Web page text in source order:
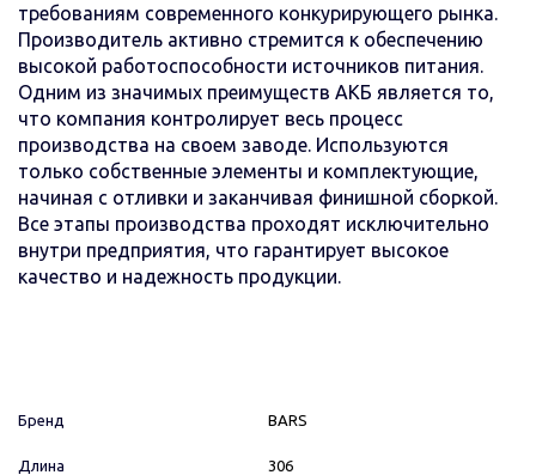
требованиям современного конкурирующего рынка.
Производитель активно стремится к обеспечению
высокой работоспособности источников питания.
Одним из значимых преимуществ АКБ является то,
что компания контролирует весь процесс
производства на своем заводе. Используются
только собственные элементы и комплектующие,
начиная с отливки и заканчивая финишной сборкой.
Все этапы производства проходят исключительно
внутри предприятия, что гарантирует высокое
качество и надежность продукции.
Бренд BARS
Длина 306